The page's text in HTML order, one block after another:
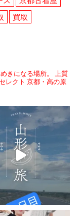
買取
きになる場所。
上質
レクト 京都・高の原